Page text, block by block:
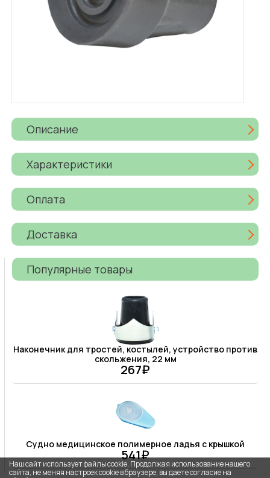
Описание
Характеристики
Оплата
Доставка
Популярные товары
Наконечник для тростей, костылей, устройство против
скольжения, 22 мм
267₽
Судно медицинское полимерное ладья с крышкой
541₽
Наш сайт использует файлы cookie. Продолжая использование нашего
сайта, не меняя настроек cookie в браузере, вы даете согласие на